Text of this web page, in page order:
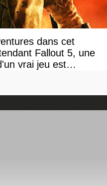
dans cet
Fallout 5, une
vrai jeu est